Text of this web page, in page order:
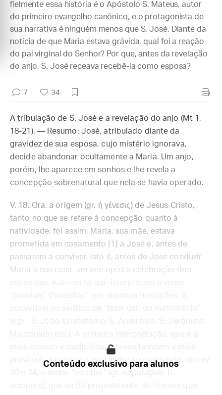
fielmente essa história é o Apóstolo S. Mateus, autor
do primeiro evangelho canônico, e o protagonista de
sua narrativa é ninguém menos que S. José. Diante da
notícia de que Maria estava grávida, qual foi a reação
do pai virginal do Senhor? Por que, antes da revelação
do anjo, S. José receava recebê-la como esposa?
7 34
A tribulação de S. José e a revelação do anjo (Mt 1,
18-21). — Resumo: José, atribulado diante da
gravidez de sua esposa, cujo mistério ignorava,
decide abandonar ocultamente a Maria. Um anjo,
porém, lhe aparece em sonhos e lhe revela a
concepção sobrenatural que nela se havia operado.
V. 18. Ora, a origem (gr. ἡ γένεσις) de Jesus Cristo,
tanto no que se refere à concepção quanto à
natividade, foi assim: Maria, sua mãe, estava
prometida em casamento [1] a José e, antes de
passarem a conviver, isto é, antes de José conduzir
Maria à sua casa, um ano após a celebração dos
mais comum e tradicional, parece também a mais
provável: a) porque a este verbo se contrapõe, nos vv.
Conteúdo exclusivo para alunos